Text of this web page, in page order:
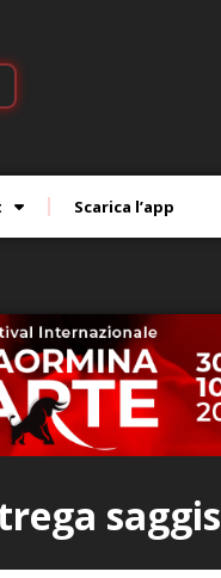
Scarica l’app